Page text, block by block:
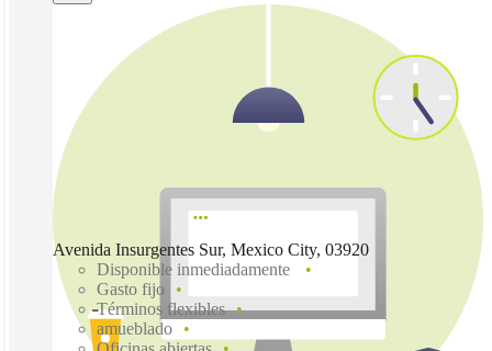
Avenida Insurgentes Sur, Mexico City, 03920
Disponible inmediadamente
Gasto fijo
Términos flexibles
amueblado